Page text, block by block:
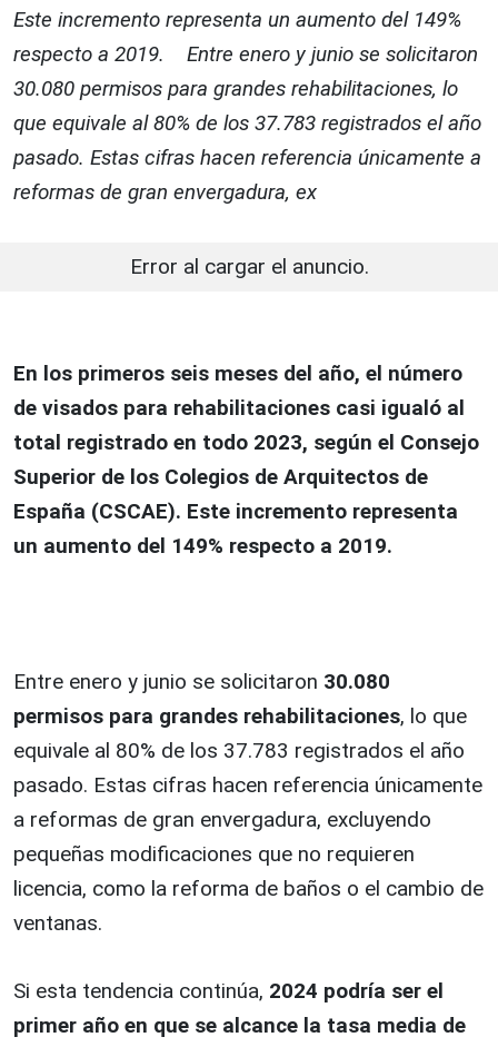
Este incremento representa un aumento del 149%
respecto a 2019. Entre enero y junio se solicitaron
30.080 permisos para grandes rehabilitaciones, lo
que equivale al 80% de los 37.783 registrados el año
pasado. Estas cifras hacen referencia únicamente a
reformas de gran envergadura, ex
Error al cargar el anuncio.
En los primeros seis meses del año, el número
de visados para rehabilitaciones casi igualó al
total registrado en todo 2023, según el Consejo
Superior de los Colegios de Arquitectos de
España (CSCAE). Este incremento representa
un aumento del 149% respecto a 2019.
Entre enero y junio se solicitaron 30.080
permisos para grandes rehabilitaciones, lo que
equivale al 80% de los 37.783 registrados el año
pasado. Estas cifras hacen referencia únicamente
a reformas de gran envergadura, excluyendo
pequeñas modificaciones que no requieren
licencia, como la reforma de baños o el cambio de
ventanas.
Si esta tendencia continúa, 2024 podría ser el
primer año en que se alcance la tasa media de